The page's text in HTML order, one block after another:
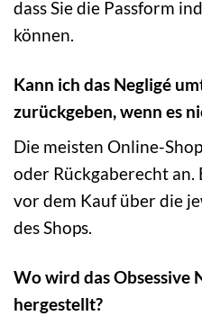
dass Sie die Passform
können.
Kann ich das Negligé
zurückgeben, wenn es
Die meisten Online-
oder Rückgaberecht
vor dem Kauf über die
des Shops.
Wo wird das Obsessive
hergestellt?